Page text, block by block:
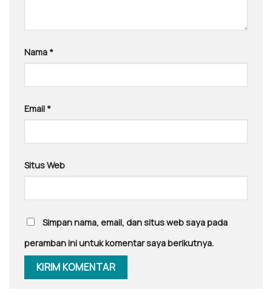
Nama *
Email *
Situs Web
Simpan nama, email, dan situs web saya pada
peramban ini untuk komentar saya berikutnya.